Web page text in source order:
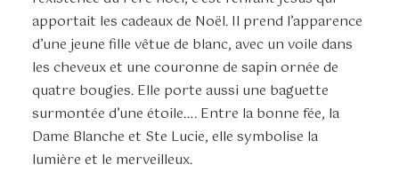
apportait les cadeaux de Noël. Il prend l’apparence
d’une jeune fille vêtue de blanc, avec un voile dans
les cheveux et une couronne de sapin ornée de
quatre bougies. Elle porte aussi une baguette
surmontée d’une étoile…. Entre la bonne fée, la
Dame Blanche et Ste Lucie, elle symbolise la
lumière et le merveilleux.